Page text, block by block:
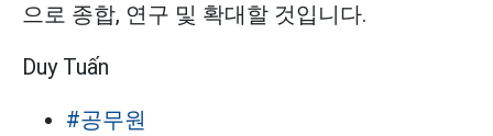
으로 종합, 연구 및 확대할 것입니다.
Duy Tuấn
#공무원